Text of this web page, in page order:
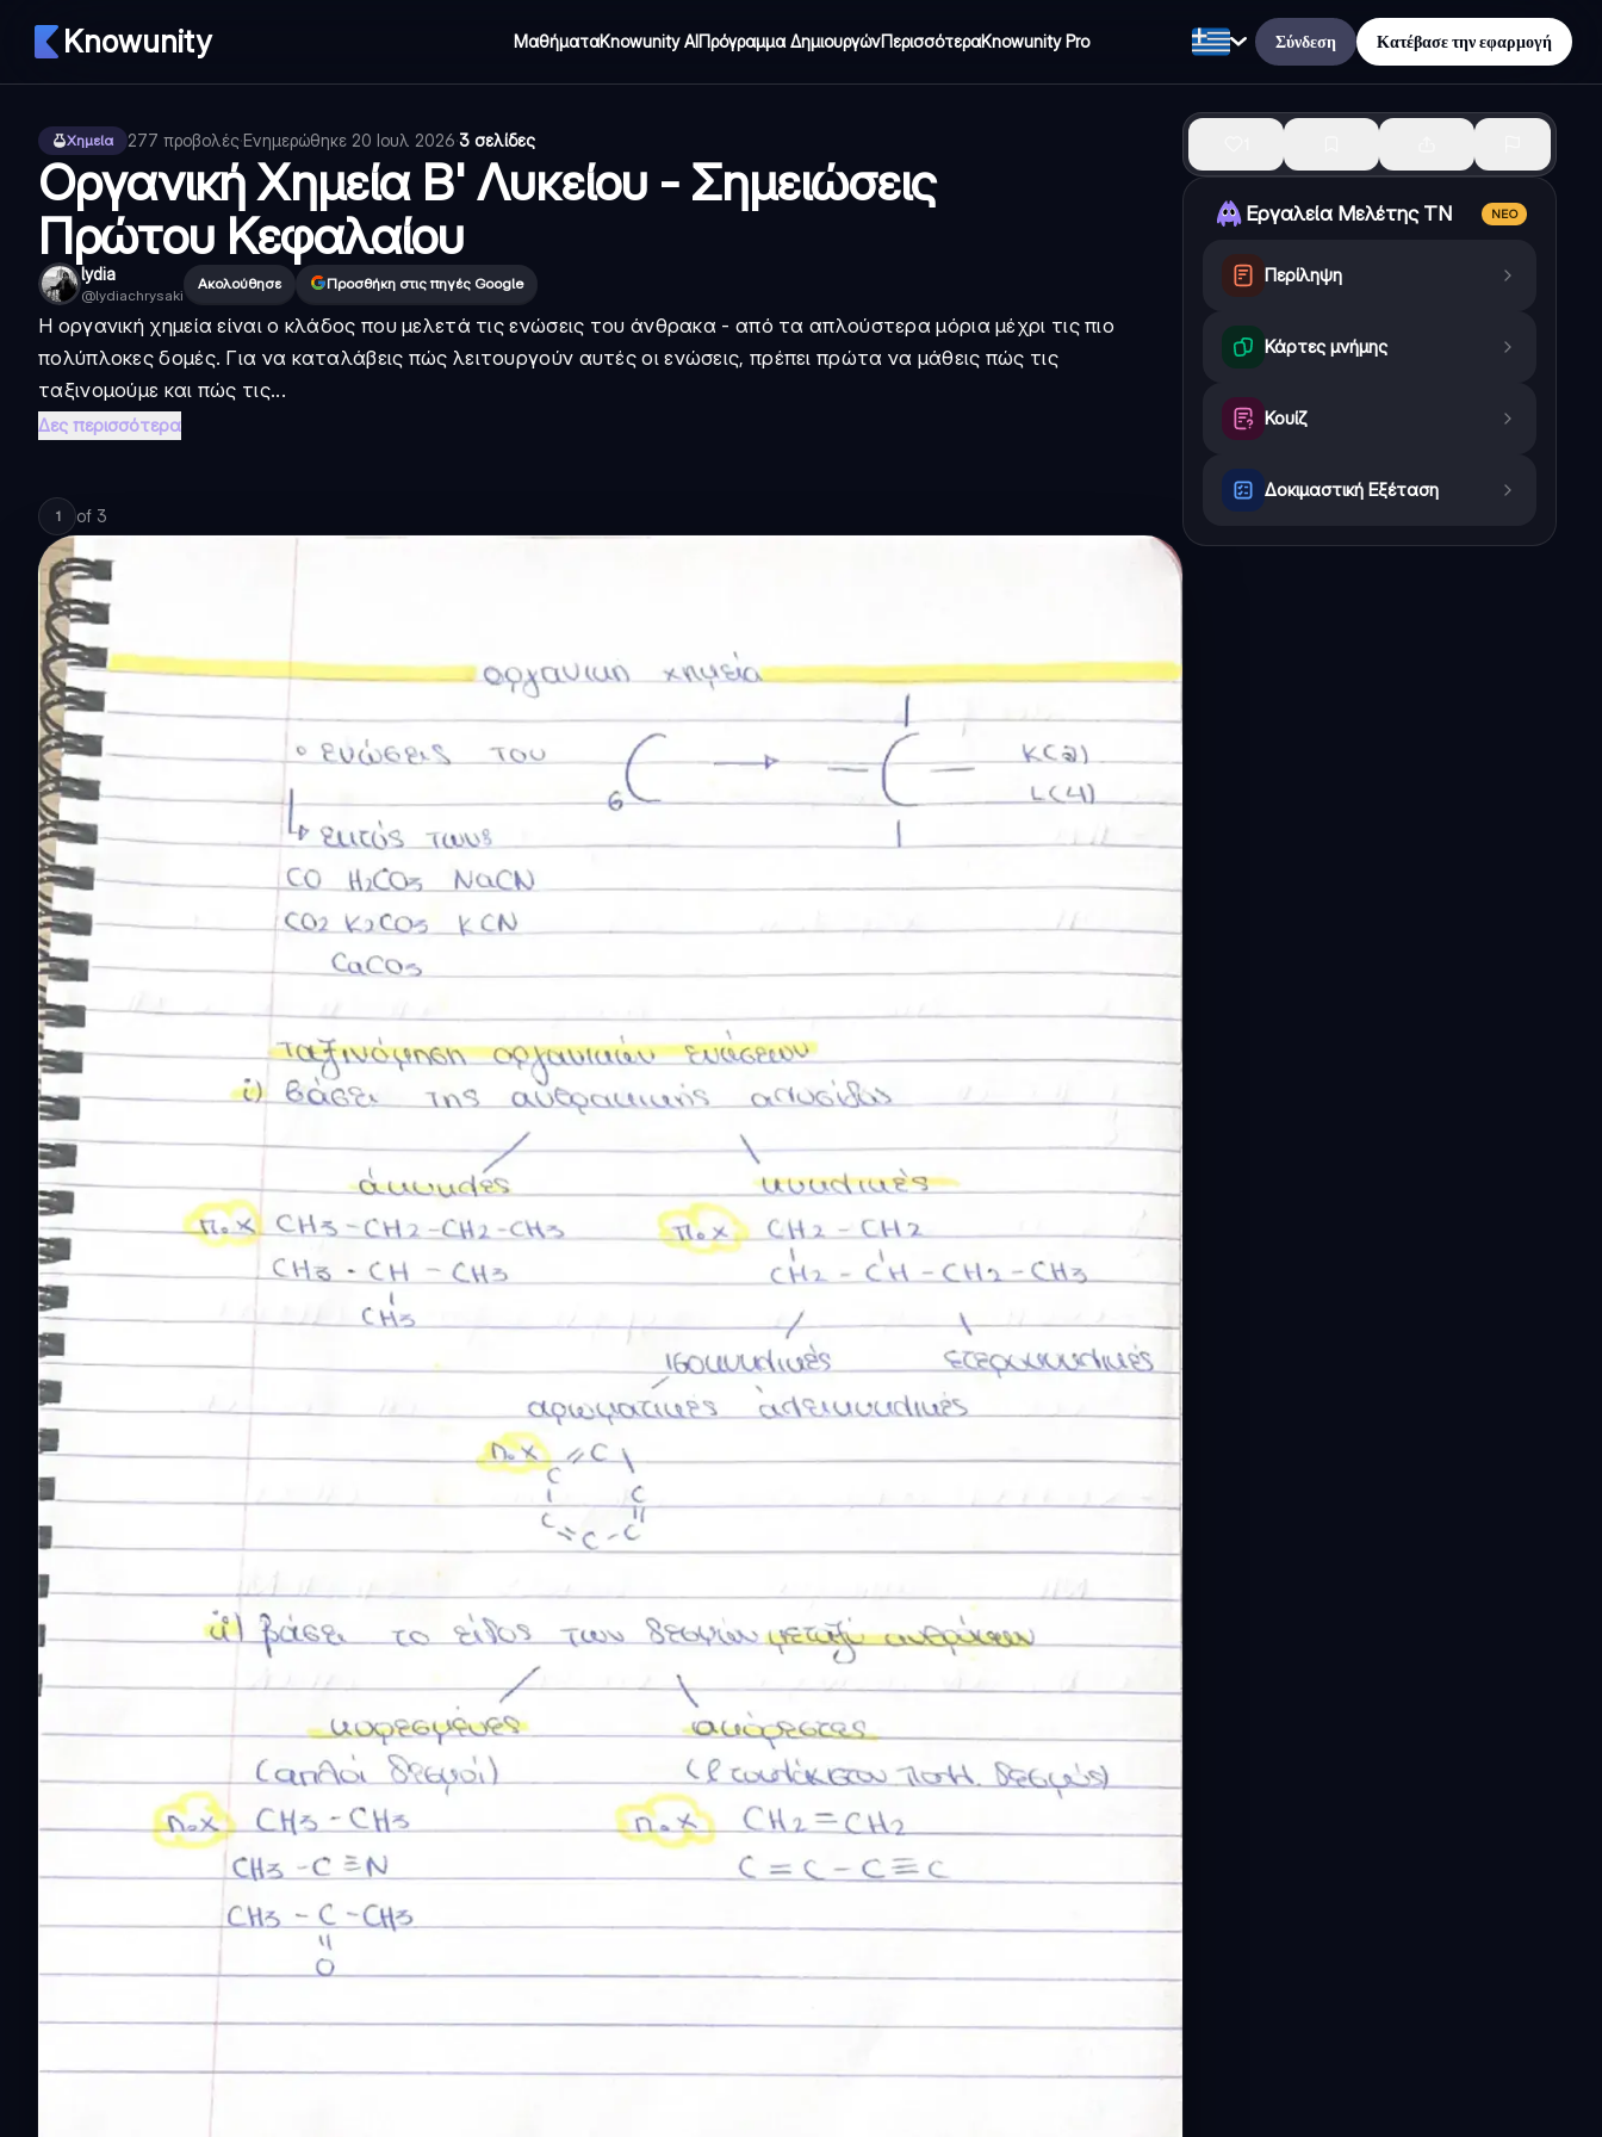
Knowunity ΜαθήματαKnowunity AIΠρόγραμμα ΔημιουργώνΠερισσότεραKnowunity Pro Σύνδεση Κατέβασε την εφαρμογή
Χημεία 277 προβολές·Ενημερώθηκε 20 Ιουλ 2026·3 σελίδες
Οργανική Χημεία Β' Λυκείου - Σημειώσεις
Πρώτου Κεφαλαίου
lydia
@lydiachrysaki
Ακολούθησε Προσθήκη στις πηγές Google
Η οργανική χημεία είναι ο κλάδος που μελετά τις ενώσεις του άνθρακα - από τα απλούστερα μόρια μέχρι τις πιο
πολύπλοκες δομές. Για να καταλάβεις πώς λειτουργούν αυτές οι ενώσεις, πρέπει πρώτα να μάθεις πώς τις
ταξινομούμε και πώς τις...
Δες περισσότερα
1 of 3
Εργαλεία Μελέτης ΤΝ ΝΈΟ
Περίληψη
Κάρτες μνήμης
Κουίζ
Δοκιμαστική Εξέταση